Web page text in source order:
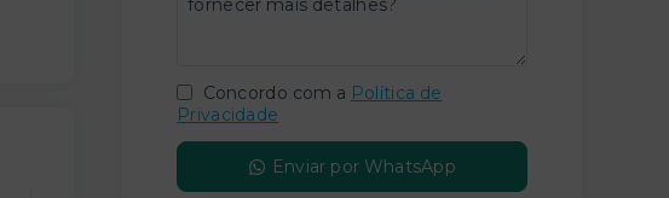
Concordo com a Política de
Privacidade
Enviar por WhatsApp